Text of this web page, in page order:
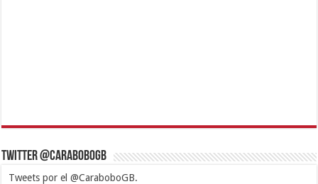
Twitter @CaraboboGB
Tweets por el @CaraboboGB.